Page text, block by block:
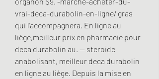
vrai-deca-durabolin-en-ligne/ gras
qui l’accompagnera. En ligne au
liège,meilleur prix en pharmacie pour
deca durabolin au. — steroide
anabolisant, meilleur deca durabolin
en ligne au liège. Depuis la mise en